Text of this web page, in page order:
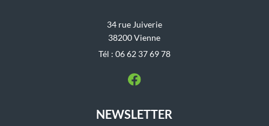
34 rue Juiverie
38200 Vienne
Tél : 06 62 37 69 78
NEWSLETTER